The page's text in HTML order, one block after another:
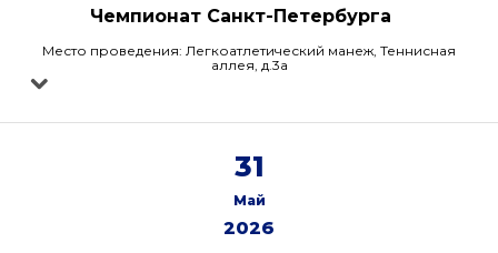
Чемпионат Санкт-Петербурга
Место проведения: Легкоатлетический манеж, Теннисная
аллея, д.3а
31
Май
2026